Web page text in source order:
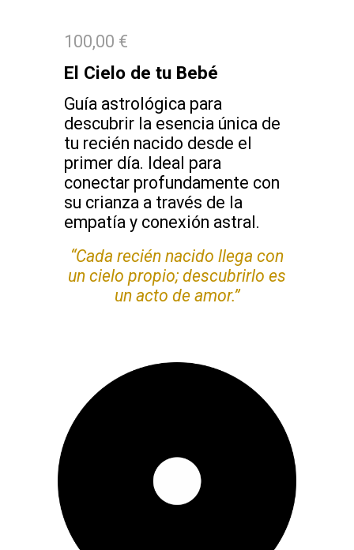
1 00,00 €
El Cielo de tu Bebé
Guía astrológica para
descubrir la esencia única de
tu recién nacido desde el
primer día. Ideal para
conectar profundamente con
su crianza a través de la
empatía y conexión astral.
“Cada recién nacido llega con
un cielo propio; descubrirlo es
un acto de amor.”